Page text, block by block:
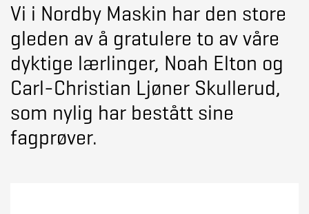
Vi i Nordby Maskin har den store
gleden av å gratulere to av våre
dyktige lærlinger, Noah Elton og
Carl-Christian Ljøner Skullerud,
som nylig har bestått sine
fagprøver.